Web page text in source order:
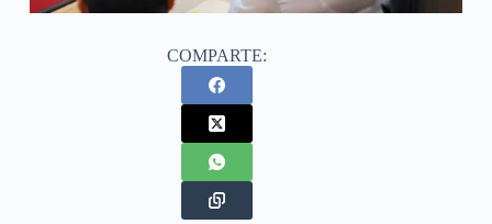
COMPARTE: